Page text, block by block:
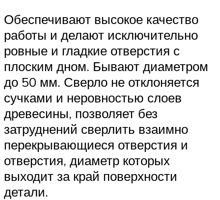
Обеспечивают высокое качество
работы и делают исключительно
ровные и гладкие отверстия с
плоским дном. Бывают диаметром
до 50 мм. Сверло не отклоняется
сучками и неровностью слоев
древесины, позволяет без
затруднений сверлить взаимно
перекрывающиеся отверстия и
отверстия, диаметр которых
выходит за край поверхности
детали.